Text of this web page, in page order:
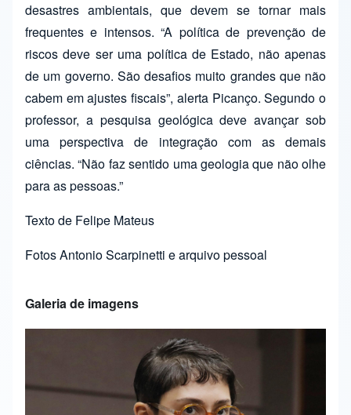
desastres ambientais, que devem se tornar mais
frequentes e intensos. “A política de prevenção de
riscos deve ser uma política de Estado, não apenas
de um governo. São desafios muito grandes que não
cabem em ajustes fiscais”, alerta Picanço. Segundo o
professor, a pesquisa geológica deve avançar sob
uma perspectiva de integração com as demais
ciências. “Não faz sentido uma geologia que não olhe
para as pessoas.”
Texto de Felipe Mateus
Fotos Antonio Scarpinetti e arquivo pessoal
Galeria de imagens